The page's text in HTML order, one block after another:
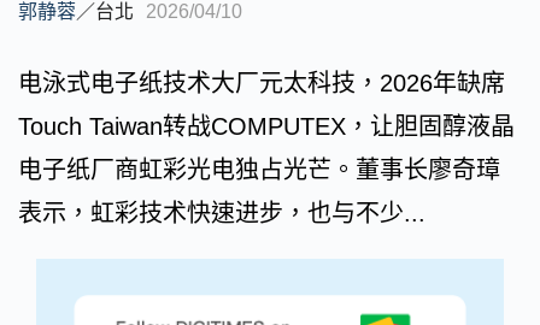
郭静蓉／台北 2026/04/10
电泳式电子纸技术大厂元太科技，2026年缺席
Touch Taiwan转战COMPUTEX，让胆固醇液晶
电子纸厂商虹彩光电独占光芒。董事长廖奇璋
表示，虹彩技术快速进步，也与不少...